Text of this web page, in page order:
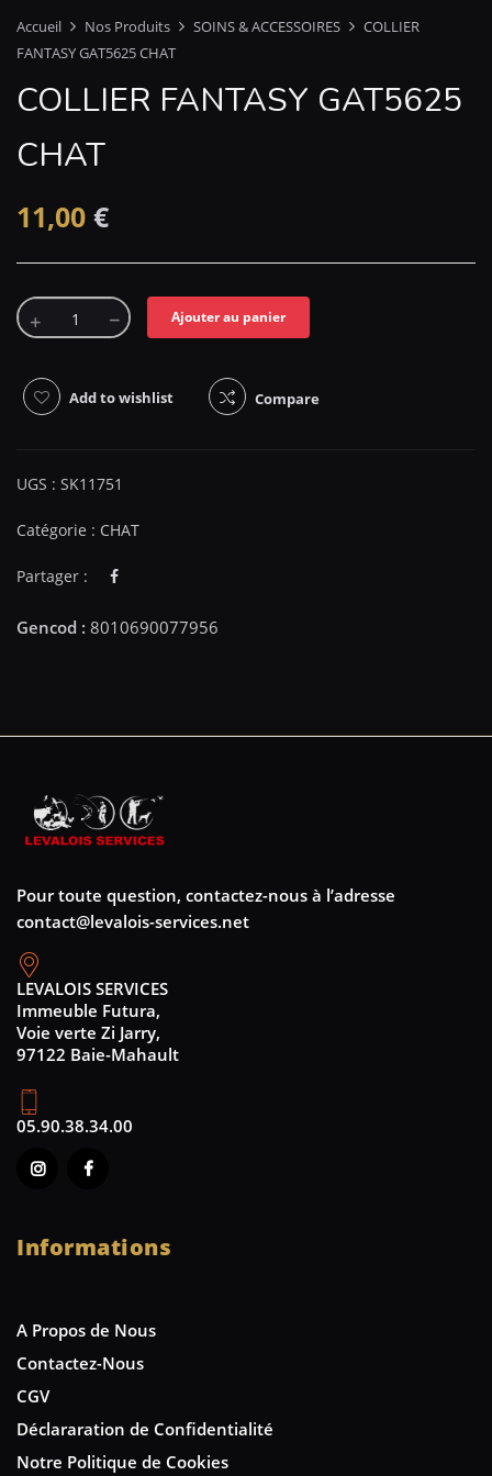
Accueil Nos Produits SOINS & ACCESSOIRES
COLLIER
FANTASY GAT5625 CHAT
COLLIER FANTASY GAT5625
CHAT
11,00 €
Ajouter au panier
Add to wishlist Compare
UGS : SK11751
Catégorie : CHAT
Partager :
Pour toute question, contactez-nous à l’adresse
contact@levalois-services.net
LEVALOIS SERVICES
Immeuble Futura,
Voie verte Zi Jarry,
97122 Baie-Mahault
05.90.38.34.00
Informations
A Propos de Nous
Contactez-Nous
CGV
Déclararation de Confidentialité
Notre Politique de Cookies